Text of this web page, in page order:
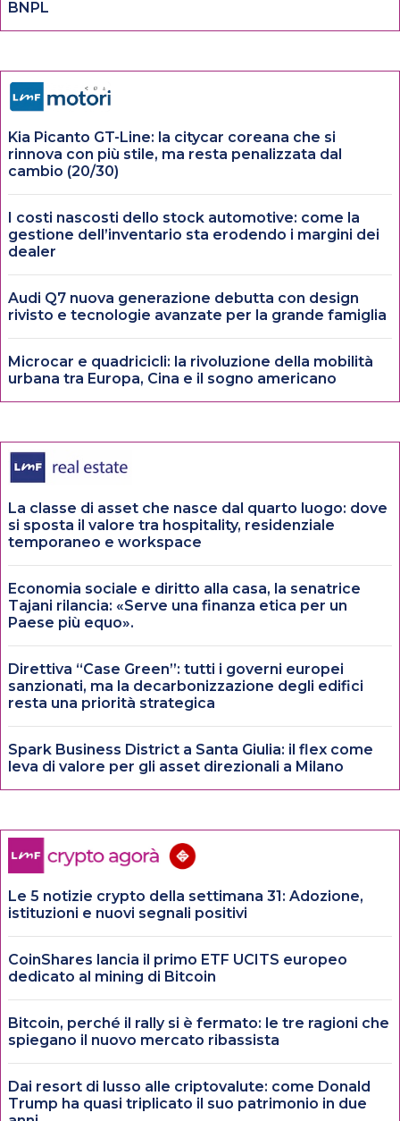
BNPL
Kia Picanto GT-Line: la citycar coreana che si
rinnova con più stile, ma resta penalizzata dal
cambio (20/30)
I costi nascosti dello stock automotive: come la
gestione dell’inventario sta erodendo i margini dei
dealer
Audi Q7 nuova generazione debutta con design
rivisto e tecnologie avanzate per la grande famiglia
Microcar e quadricicli: la rivoluzione della mobilità
urbana tra Europa, Cina e il sogno americano
La classe di asset che nasce dal quarto luogo: dove
si sposta il valore tra hospitality, residenziale
temporaneo e workspace
Economia sociale e diritto alla casa, la senatrice
Tajani rilancia: «Serve una finanza etica per un
Paese più equo».
Direttiva “Case Green”: tutti i governi europei
sanzionati, ma la decarbonizzazione degli edifici
resta una priorità strategica
Spark Business District a Santa Giulia: il flex come
leva di valore per gli asset direzionali a Milano
Le 5 notizie crypto della settimana 31: Adozione,
istituzioni e nuovi segnali positivi
CoinShares lancia il primo ETF UCITS europeo
dedicato al mining di Bitcoin
Bitcoin, perché il rally si è fermato: le tre ragioni che
spiegano il nuovo mercato ribassista
Dai resort di lusso alle criptovalute: come Donald
Trump ha quasi triplicato il suo patrimonio in due